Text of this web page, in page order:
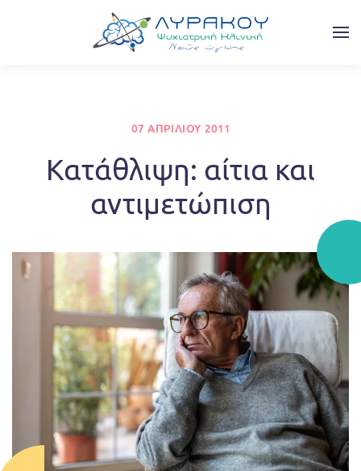
Skip to main content
07 ΑΠΡΙΛΊΟΥ 2011
Κατάθλιψη: αίτια και
αντιμετώπιση